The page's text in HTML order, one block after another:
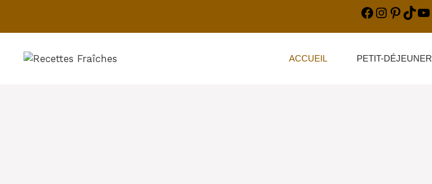
ACCUEIL PETIT-DÉJEUNER